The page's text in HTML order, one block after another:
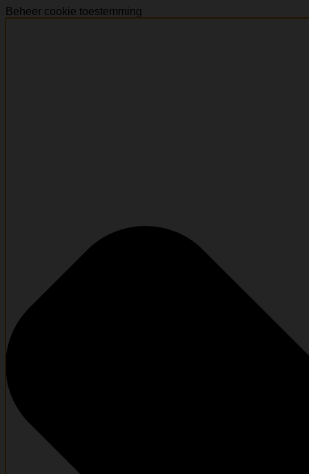
Beheer cookie toestemming